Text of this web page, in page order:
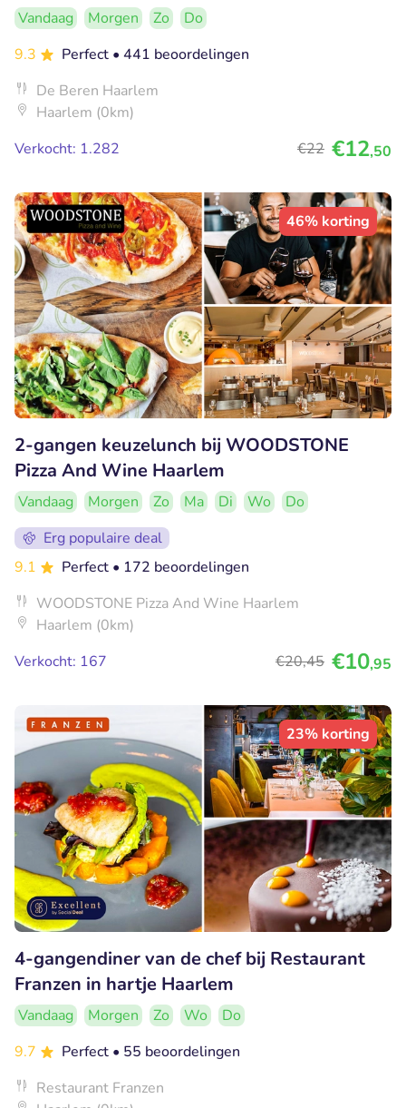
Vandaag Morgen Zo
Do
9.3
Perfect • 441 beoordelingen
De Beren Haarlem
Haarlem (0km)
Verkocht: 1.282
€22 €12,50
46% korting
2-gangen keuzelunch bij WOODSTONE
Pizza And Wine Haarlem
Vandaag Morgen Zo Ma Di Wo
Do
Erg populaire deal
9.1
Perfect • 172 beoordelingen
WOODSTONE Pizza And Wine Haarlem
Haarlem (0km)
Verkocht: 167
€20,45 €10,95
23% korting
4-gangendiner van de chef bij Restaurant
Franzen in hartje Haarlem
Vandaag Morgen Zo Wo
Do
9.7
Perfect • 55 beoordelingen
Restaurant Franzen